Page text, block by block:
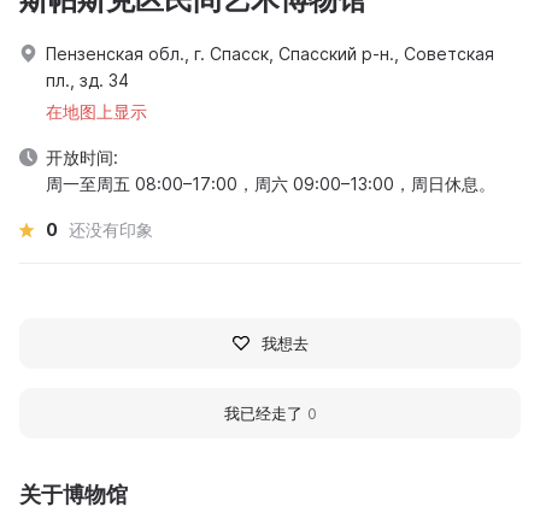
关于博物馆
Пензенская обл., г. Спасск, Спасский р-н., Советская
пл., зд. 34
在地图上显示
开放时间:
周一至周五 08:00–17:00，周六 09:00–13:00，周日休息。
0 还没有印象
我想去
我已经走了 0